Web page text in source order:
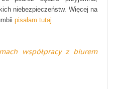
niebezpieczeństw. Więcej na
pisałam tutaj.
współpracy z biurem